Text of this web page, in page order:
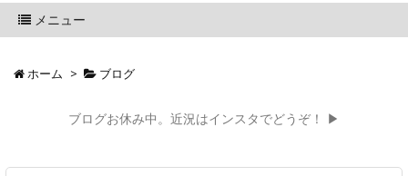
メニュー
ホーム > ブログ
ブログお休み中。近況はインスタでどうぞ！ ▶